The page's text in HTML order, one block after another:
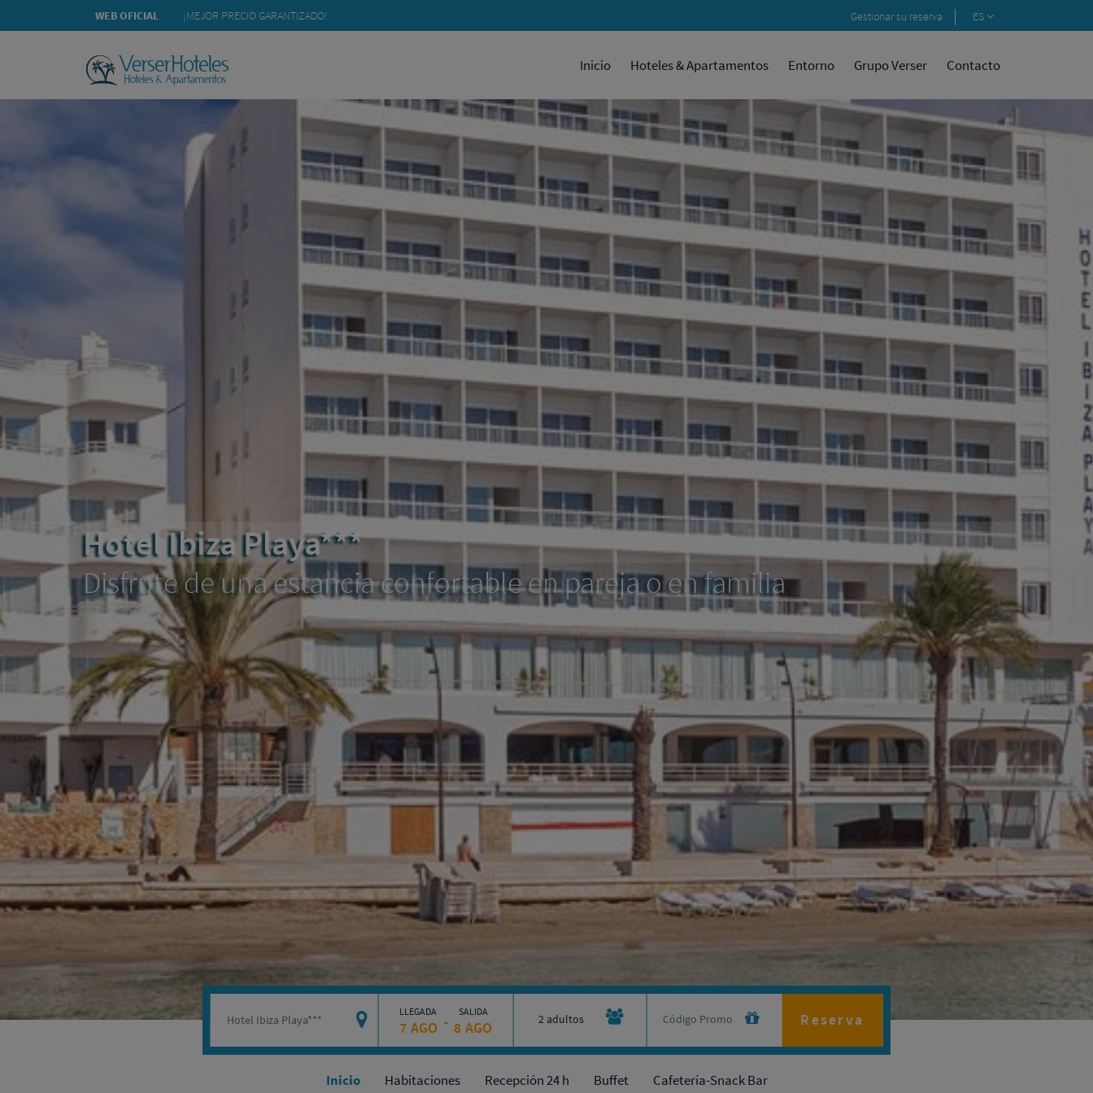
BUSCAR DISPONIBILIDAD
WEB OFICIAL ¡MEJOR PRECIO GARANTIZADO! Gestionar su reserva ES
Inicio Hoteles & Apartamentos Entorno Grupo Verser Contacto
Hotel Ibiza Playa***
Disfrute de una estancia confortable en pareja o en familia
LLEGADA
7 AGO - SALIDA
8 AGO
2 adultos
Inicio Habitaciones Recepción 24 h Buffet Cafetería-Snack Bar